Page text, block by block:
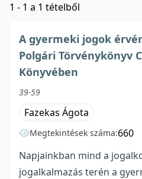
1 - 1 a 1 tételből
A gyermeki jogok
Polgári Törvénykönyv
Könyvében
39-59
Fazekas Ágota
Megtekintések száma:660
Napjainkban mind a
jogalkalmazás terén a